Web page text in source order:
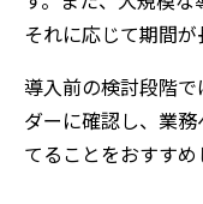
それに応じて期間が
導入前の検討段階
ダーに確認し、業
てることをおすすめ